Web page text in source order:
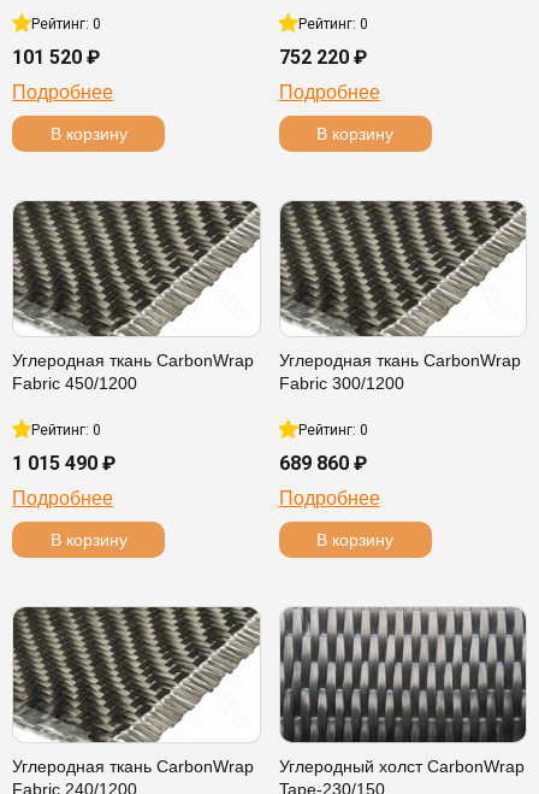
Рейтинг: 0
101 520 ₽
Подробнее
В корзину
Рейтинг: 0
752 220 ₽
Подробнее
В корзину
Углеродная ткань CarbonWrap
Fabric 450/1200
Рейтинг: 0
1 015 490 ₽
Подробнее
В корзину
Углеродная ткань CarbonWrap
Fabric 300/1200
Рейтинг: 0
689 860 ₽
Подробнее
В корзину
Углеродная ткань CarbonWrap
Fabric 240/1200
Углеродный холст CarbonWrap
Tape-230/150